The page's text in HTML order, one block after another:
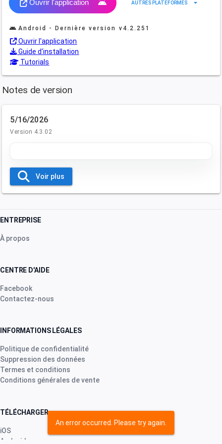
Ouvrir l'application AUTRES PLATEFORMES arrow_drop_down
Android - Dernière version v4.2.251
Ouvrir l'application
Guide d'installation
Tutorials
Notes de version
5/16/2026
Version 4.3.02
Voir plus
ENTREPRISE
À propos
CENTRE D'AIDE
Facebook
Contactez-nous
INFORMATIONS LÉGALES
Politique de confidentialité
Suppression des données
Termes et conditions
Conditions générales de vente
TÉLÉCHARGER
iOS
Android
An error occurred. Please try again.